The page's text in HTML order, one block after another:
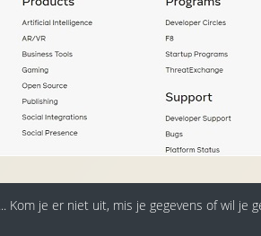
Kom je er niet uit, mis je gegevens of wil je